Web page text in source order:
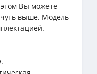
этом Вы можете
выше. Модель